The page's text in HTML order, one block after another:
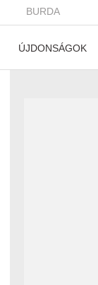
BURDA
ÚJDONSÁGOK